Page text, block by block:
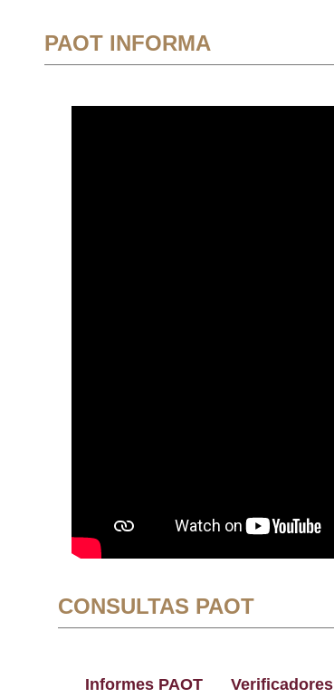
PAOT INFORMA
CONSULTAS PAOT
Informes PAOT
Verificadores